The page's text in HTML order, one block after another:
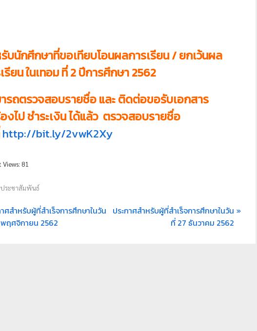
บนักศึกษาที่ขอเทียบโอนผลการเรียน / ยกเว้นผล
รียน ในเทอม ที่ 2 ปีการศึกษา 2562
รถตรวจสอบรายชื่อ และ ติดต่อขอรับเอกสาร
งไป ชำระเงิน ได้แล้ว ตรวจสอบรายชื่อ
http://bit.ly/2vwK2Xy
Views: 81
ระชาสัมพันธ์
ศสำหรับผู้ที่สำเร็จการศึกษาในวัน
พฤศจิกายน 2562​
ประกาศสำหรับผู้ที่สำเร็จการศึกษาในวัน
ที่ 27 ธันวาคม 2562​